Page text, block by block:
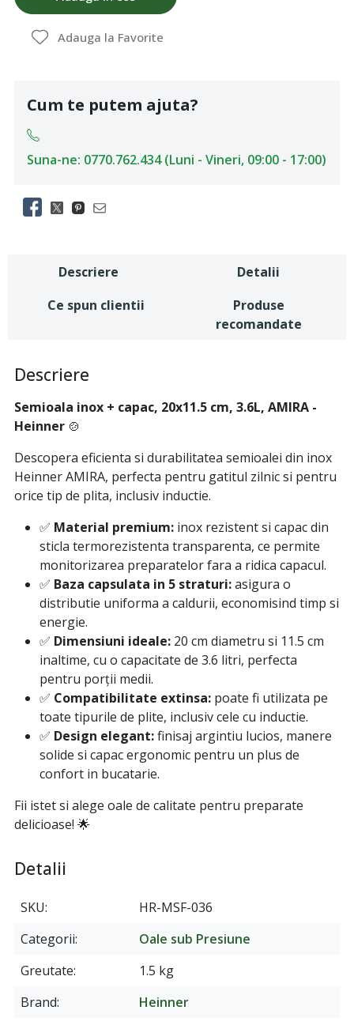
Adauga la Favorite
Cum te putem ajuta?
Suna-ne: 0770.762.434 (Luni - Vineri, 09:00 - 17:00)
Descriere
Detalii
Ce spun clientii
Produse
recomandate
Descriere
Semioala inox + capac, 20x11.5 cm, 3.6L, AMIRA -
Heinner 🍲
Descopera eficienta si durabilitatea semioalei din inox
Heinner AMIRA, perfecta pentru gatitul zilnic si pentru
orice tip de plita, inclusiv inductie.
✅ Material premium: inox rezistent si capac din
sticla termorezistenta transparenta, ce permite
monitorizarea preparatelor fara a ridica capacul.
✅ Baza capsulata in 5 straturi:asigura o
distributie uniforma a caldurii, economisind timp si
energie.
✅ Dimensiuni ideale: 20 cm diametru si 11.5 cm
inaltime, cu o capacitate de 3.6 litri, perfecta
pentru porţii medii.
✅ Compatibilitate extinsa: poate fi utilizata pe
toate tipurile de plite, inclusiv cele cu inductie.
✅ Design elegant:finisaj argintiu lucios, manere
solide si capac ergonomic pentru un plus de
confort in bucatarie.
Fii istet si alege oale de calitate pentru preparate
delicioase! 🌟
Detalii
SKU
HR-MSF-036
Categorii
Oale sub Presiune
Greutate
1.5 kg
Brand
Heinner